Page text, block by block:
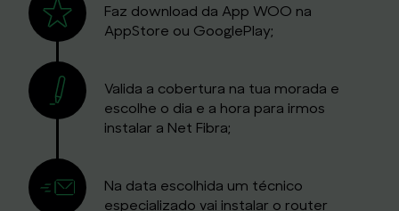
​Faz download da App WOO na
AppStore ou GooglePlay;
Valida a cobertura na tua morada e
escolhe o dia e a hora para irmos
instalar a Net Fibra;
Na data escolhida um técnico
especializado vai instalar o router